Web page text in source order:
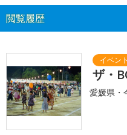
閲覧履歴
ザ・
愛媛県・